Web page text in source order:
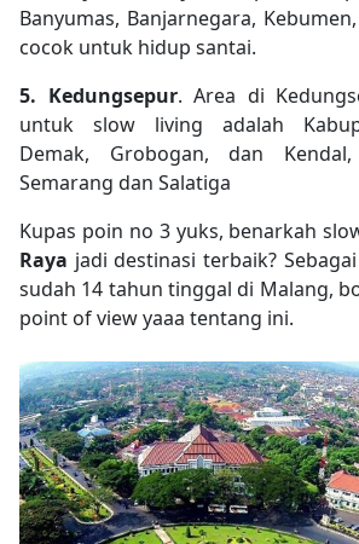
Banyumas, Banjarnegara,
cocok untuk hidup santai.
5. Kedungsepur. Area di
untuk slow living adalah
Demak, Grobogan, dan
Semarang dan Salatiga
Kupas poin no 3 yuks, benarkah
Raya jadi destinasi terbaik?
sudah 14 tahun tinggal di Malang,
point of view yaaa tentang ini.